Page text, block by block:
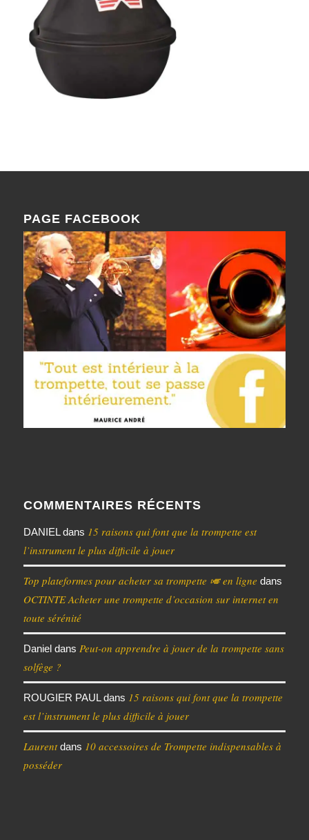
PAGE FACEBOOK
COMMENTAIRES RÉCENTS
DANIELdans 15 raisons qui font que la trompette est
l’instrument le plus difficile à jouer
Top plateformes pour acheter sa trompette 🎺 en ligne dans
OCTINTE Acheter une trompette d’occasion sur internet en
toute sérénité
Danieldans Peut-on apprendre à jouer de la trompette sans
solfège ?
ROUGIER PAULdans 15 raisons qui font que la trompette
est l’instrument le plus difficile à jouer
Laurentdans 10 accessoires de Trompette indispensables à
posséder